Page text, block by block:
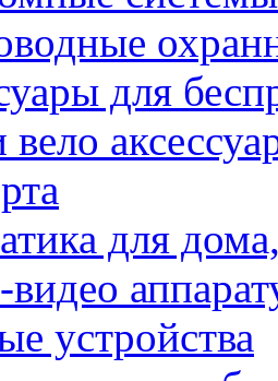
для
вело
для
устройства